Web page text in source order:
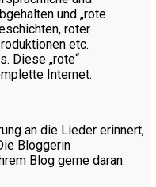
und „rote
roter
etc.
Diese „rote“
Internet.
an die Lieder erinnert,
Bloggerin
Blog gerne daran: